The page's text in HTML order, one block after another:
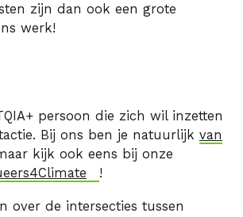
zijn dan ook een grote
werk!
persoon die zich wil inzetten
Bij ons ben je natuurlijk van
kijk ook eens bij onze
!
over de intersecties tussen